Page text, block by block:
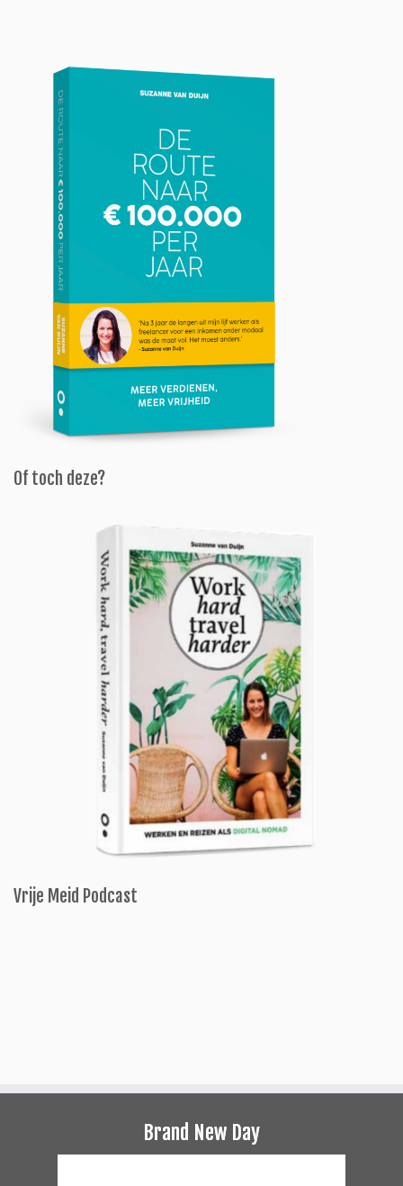
Of toch deze?
Vrije Meid Podcast
Brand New Day